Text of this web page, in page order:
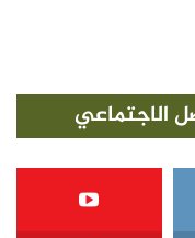
الاجتماعي